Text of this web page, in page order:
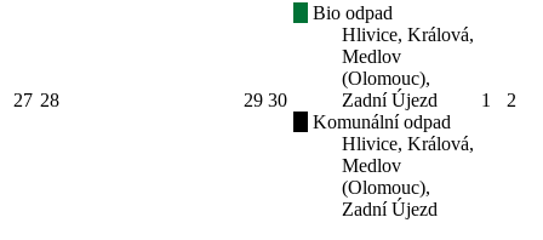
27 28 29 30
Bio odpad
Hlivice, Králová,
Medlov
(Olomouc),
Zadní Újezd
Komunální odpad
Hlivice, Králová,
Medlov
(Olomouc),
Zadní Újezd
1 2